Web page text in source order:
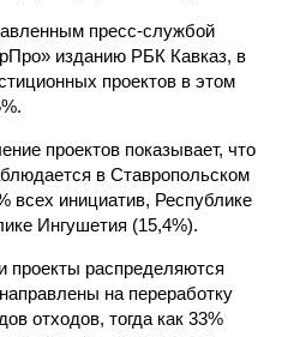
пресс-службой
изданию РБК Кавказ, в
проектов в этом
проектов показывает, что
в Ставропольском
всех инициатив, Республике
Ингушетия (15,4%).
проекты распределяются
на переработку
отходов, тогда как 33%